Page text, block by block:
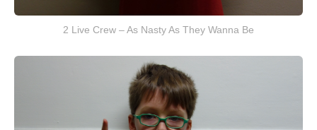
2 Live Crew – As Nasty As They Wanna Be